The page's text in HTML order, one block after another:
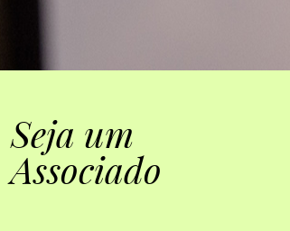
Seja um
Associado